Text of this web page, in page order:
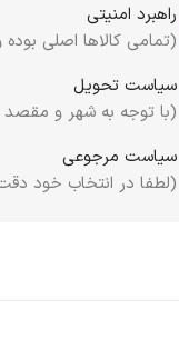
راهبرد امنیتی
(تمامی کالاها اصلی
سیاست تحویل
(با توجه به شهر و مقصد
سیاست مرجوعی
(لطفا در انتخاب خود